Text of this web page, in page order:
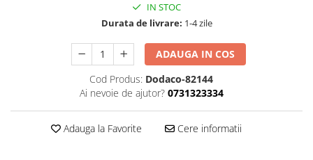
IN STOC
Durata de livrare: 1-4 zile
ADAUGA IN COS
Cod Produs: Dodaco-82144
Ai nevoie de ajutor? 0731323334
Adauga la Favorite Cere informatii